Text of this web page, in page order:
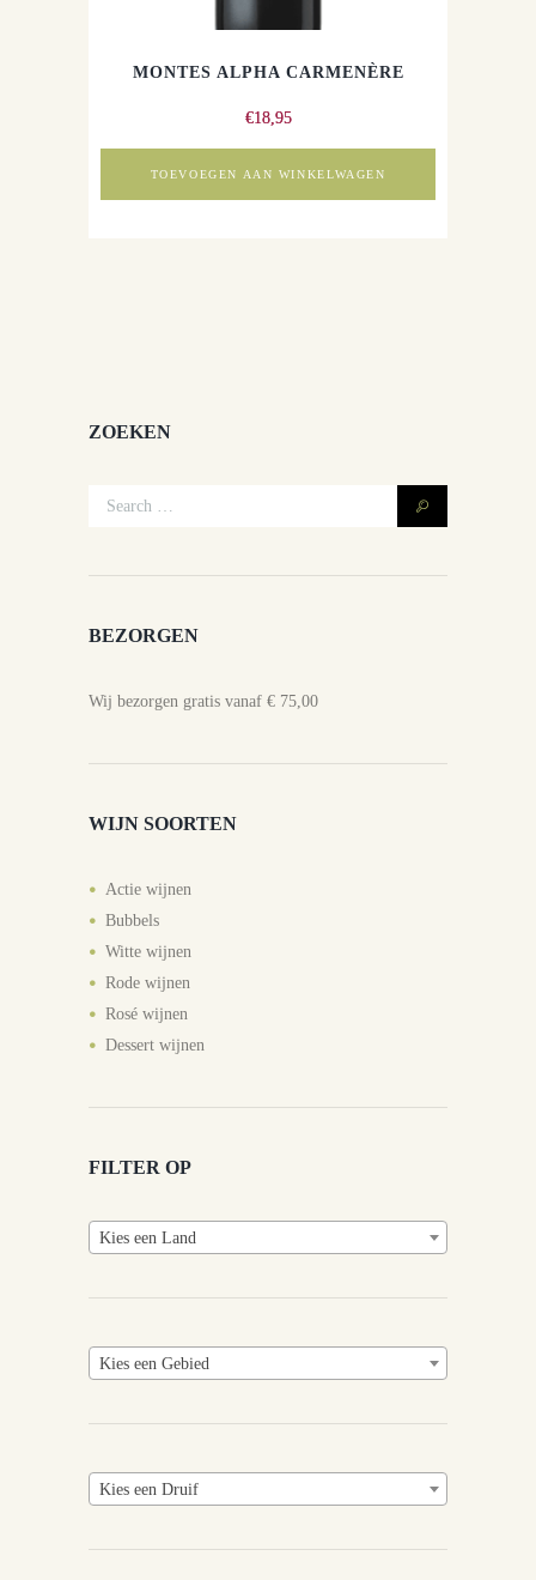
MONTES ALPHA CARMENÈRE
€18,95
TOEVOEGEN AAN WINKELWAGEN
ZOEKEN
BEZORGEN
Wij bezorgen gratis vanaf € 75,00
WIJN SOORTEN
Actie wijnen
Bubbels
Witte wijnen
Rode wijnen
Rosé wijnen
Dessert wijnen
FILTER OP
Kies een Land
Kies een Gebied
Kies een Druif